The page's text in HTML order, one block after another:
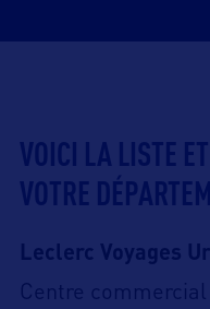
VOICI LA LISTE
VOTRE
Leclerc Voyages
Centre commercial